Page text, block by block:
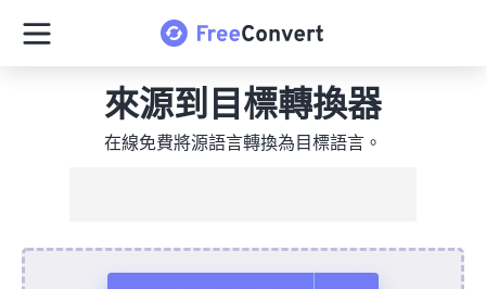
來源到目標轉換器
在線免費將源語言轉換為目標語言。